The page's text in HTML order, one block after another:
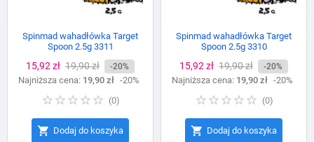
Spinmad wahadłówka Target
Spoon 2.5g 3311
Cena
15,92 zł Cena
podstawowa
19,90 zł -20%
Najniższa cena: 19,90 zł -20%
(0)
 Dodaj do koszyka
Spinmad wahadłówka Target
Spoon 2.5g 3310
Cena
15,92 zł Cena
podstawowa
19,90 zł -20%
Najniższa cena: 19,90 zł -20%
(0)
 Dodaj do koszyka